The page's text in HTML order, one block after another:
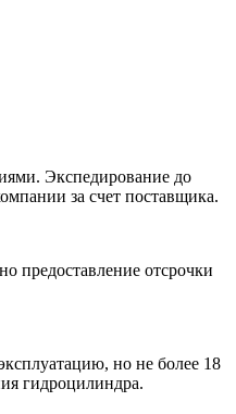
Экспедирование до
за счет поставщика.
предоставление отсрочки
но не более 18
гидроцилиндра.